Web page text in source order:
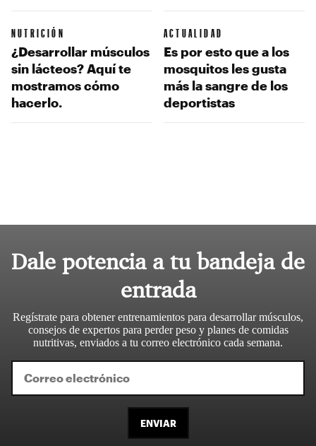
NUTRICIÓN
¿Desarrollar músculos
sin lácteos? Aquí te
mostramos cómo
hacerlo.
ACTUALIDAD
Es por esto que a los
mosquitos les gusta
más la sangre de los
deportistas
Dale potencia a tu bandeja de
entrada
Regístrate para obtener entrenamientos para desarrollar músculos,
consejos de expertos para perder peso y planes de comidas
nutritivas, enviados a tu correo electrónico cada semana.
ENVIAR